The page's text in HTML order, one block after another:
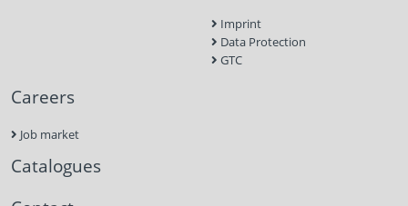
Imprint
Data Protection
GTC
Careers
Job market
Catalogues